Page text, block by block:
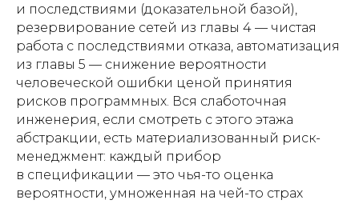
и последствиями (доказательной базой),
резервирование сетей из главы 4 — чистая
работа с последствиями отказа, автоматизация
из главы 5 — снижение вероятности
человеческой ошибки ценой принятия
рисков программных. Вся слаботочная
инженерия, если смотреть с этого этажа
абстракции, есть материализованный риск-
менеджмент: каждый прибор
в спецификации — это чья-то оценка
вероятности, умноженная на чей-то страх